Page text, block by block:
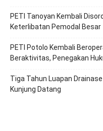
PETI Tanoyan Kembali
Keterlibatan Pemodal Besar
PETI Potolo Kembali
Beraktivitas, Penegakan
Tiga Tahun Luapan
Kunjung Datang